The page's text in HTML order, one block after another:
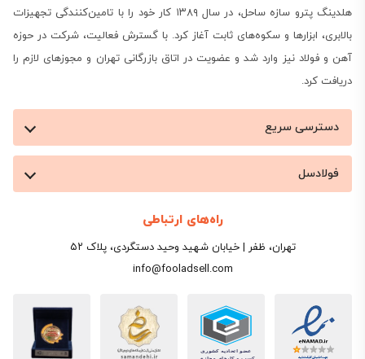
هلدینگ پترو سازه ساحل، در سال ۱۳۸۹ کار خود را با تامین‌کنندگی تجهیزات
بالابری، ابزارها و سکوه‌های ثابت آغاز کرد. با گسترش فعالیت، شرکت در حوزه
آهن و فولاد نیز وارد شد و عضویت در اتاق بازرگانی تهران و مجوزهای لازم را
دریافت کرد.
دسترسی سریع
فولادسل
راه‌های ارتباطی
تهران، ظفر | خیابان شهید وحید دستگردی، پلاک ۵۲
info@fooladsell.com